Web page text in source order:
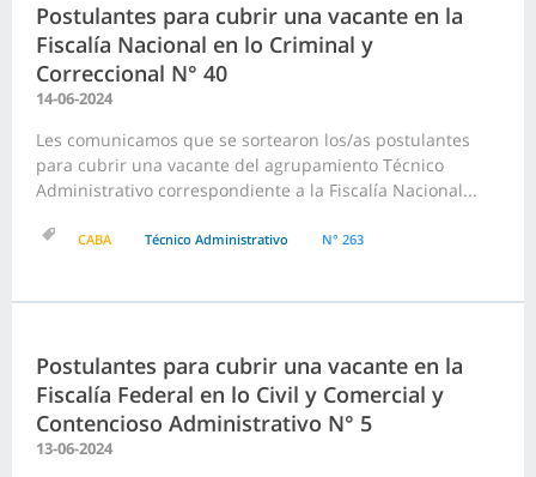
Postulantes para cubrir una vacante en la
Fiscalía Nacional en lo Criminal y
Correccional N° 40
14-06-2024
Les comunicamos que se sortearon los/as postulantes
para cubrir una vacante del agrupamiento Técnico
Administrativo correspondiente a la Fiscalía Nacional...
CABA Técnico Administrativo N° 263
Postulantes para cubrir una vacante en la
Fiscalía Federal en lo Civil y Comercial y
Contencioso Administrativo N° 5
13-06-2024